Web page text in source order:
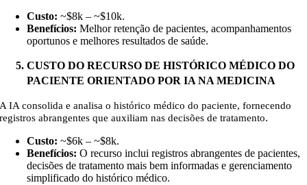
Custo: ~$8k – ~$10k.
Benefícios:Melhor retenção de pacientes, acompanhamentos
oportunos e melhores resultados de saúde.
CUSTO DO RECURSO DE HISTÓRICO MÉDICO DO
PACIENTE ORIENTADO POR IA NA MEDICINA
A IA consolida e analisa o histórico médico do paciente, fornecendo
registros abrangentes que auxiliam nas decisões de tratamento.
Custo: ~$6k – ~$8k.
Benefícios:O recurso inclui registros abrangentes de pacientes,
decisões de tratamento mais bem informadas e gerenciamento
simplificado do histórico médico.